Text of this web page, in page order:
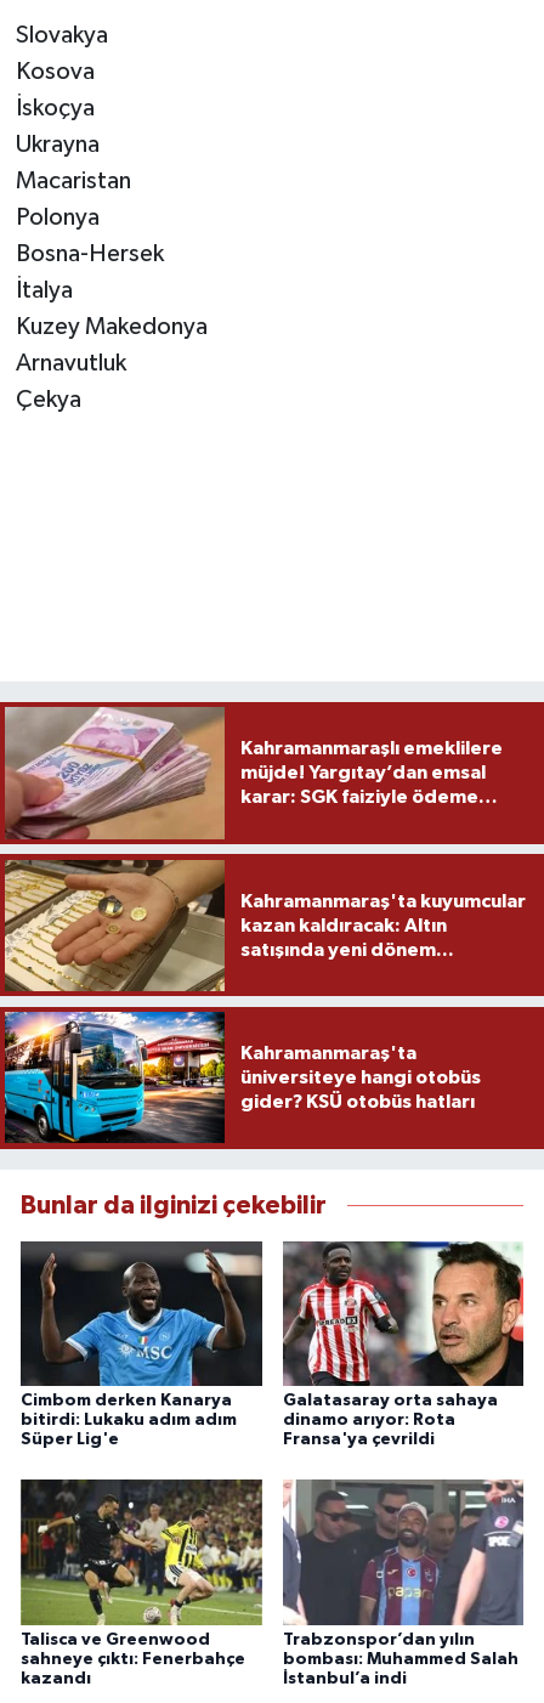
Slovakya
Kosova
İskoçya
Ukrayna
Macaristan
Polonya
Bosna-Hersek
İtalya
Kuzey Makedonya
Arnavutluk
Çekya
Kahramanmaraşlı emeklilere
müjde! Yargıtay’dan emsal
karar: SGK faiziyle ödeme
Kahramanmaraş'ta kuyumcular
kazan kaldıracak: Altın
satışında yeni dönem...
Kahramanmaraş'ta
üniversiteye hangi otobüs
gider? KSÜ otobüs hatları
Bunlar da ilginizi çekebilir
Cimbom derken Kanarya
bitirdi: Lukaku adım adım
Süper Lig'e
Galatasaray orta sahaya
dinamo arıyor: Rota
Fransa'ya çevrildi
Talisca ve Greenwood
sahneye çıktı: Fenerbahçe
kazandı
Trabzonspor’dan yılın
bombası: Muhammed Salah
İstanbul’a indi